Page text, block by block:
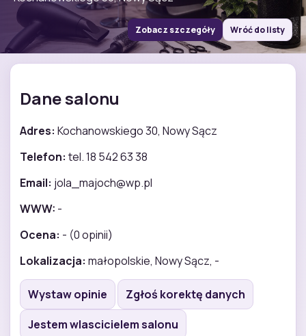
Zobacz szczegóły Wróć do listy
Dane salonu
Adres: Kochanowskiego 30, Nowy Sącz
Telefon: tel. 18 542 63 38
Email: jola_majoch@wp.pl
WWW: -
Ocena: - (0 opinii)
Lokalizacja: małopolskie, Nowy Sącz, -
Wystaw opinie
Zgłoś korektę danych
Jestem wlascicielem salonu